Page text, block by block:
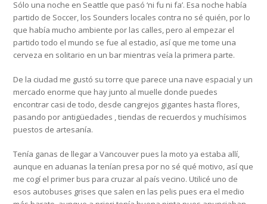
Sólo una noche en Seattle que pasó ‘ni fu ni fa’. Esa noche había
partido de Soccer, los Sounders locales contra no sé quién, por lo
que había mucho ambiente por las calles, pero al empezar el
partido todo el mundo se fue al estadio, así que me tome una
cerveza en solitario en un bar mientras veía la primera parte.
De la ciudad me gustó su torre que parece una nave espacial y un
mercado enorme que hay junto al muelle donde puedes
encontrar casi de todo, desde cangrejos gigantes hasta flores,
pasando por antigüedades , tiendas de recuerdos y muchísimos
puestos de artesanía.
Tenía ganas de llegar a Vancouver pues la moto ya estaba allí,
aunque en aduanas la tenían presa por no sé qué motivo, así que
me cogí el primer bus para cruzar al país vecino. Utilicé uno de
esos autobuses grises que salen en las pelis pues era el medio